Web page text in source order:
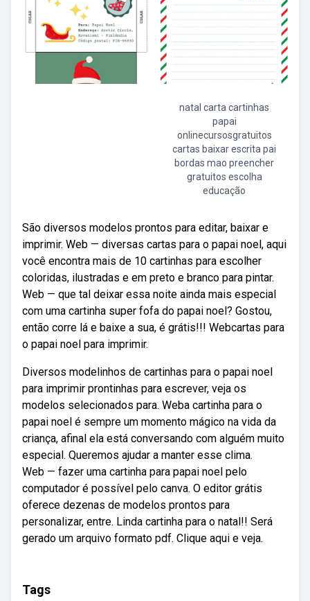
natal carta cartinhas
papai
onlinecursosgratuitos
cartas baixar escrita pai
bordas mao preencher
gratuitos escolha
educação
São diversos modelos prontos para editar, baixar e
imprimir. Web — diversas cartas para o papai noel, aqui
você encontra mais de 10 cartinhas para escolher
coloridas, ilustradas e em preto e branco para pintar.
Web — que tal deixar essa noite ainda mais especial
com uma cartinha super fofa do papai noel? Gostou,
então corre lá e baixe a sua, é grátis!!! Webcartas para
o papai noel para imprimir.
Diversos modelinhos de cartinhas para o papai noel
para imprimir prontinhas para escrever, veja os
modelos selecionados para. Weba cartinha para o
papai noel é sempre um momento mágico na vida da
criança, afinal ela está conversando com alguém muito
especial. Queremos ajudar a manter esse clima.
Web — fazer uma cartinha para papai noel pelo
computador é possível pelo canva. O editor grátis
oferece dezenas de modelos prontos para
personalizar, entre. Linda cartinha para o natal!! Será
gerado um arquivo formato pdf. Clique aqui e veja.
Tags